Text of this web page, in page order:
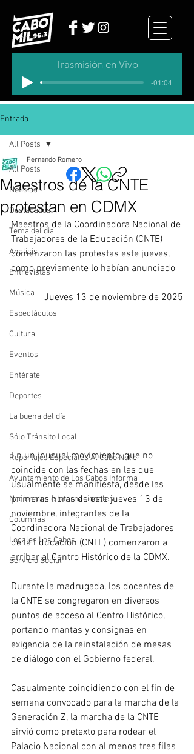
Trasmisión en Vivo
-01:04
Entrada
All Posts
Noticias
Destacados
Tema del dia
Analisis
Entrevistas
Música
Espectáculos
Cultura
Eventos
Entérate
Deportes
La buena del día
Sólo Tránsito Local
Reportajes Especiales Al Cabo Notic
Ayuntamiento de Los Cabos Informa
Nacionales e Internacionales
Columnas
Locales Los Cabos
Servicio Social
All Posts
Maestros de la CNTE
protestan en CDMX
Fernando Romero
Maestros de la Coordinadora Nacional de
Trabajadores de la Educación (CNTE)
comenzaron las protestas este jueves,
como previamente lo habían anunciado
Jueves 13 de noviembre de 2025
En un inusual movimiento, que no
coincide con las fechas en las que
usualmente se manifiesta, desde las
primeras horas de este jueves 13 de
noviembre, integrantes de la
Coordinadora Nacional de Trabajadores
de la Educación (CNTE) comenzaron a
arribar al Centro Histórico de la CDMX.
Durante la madrugada, los docentes de
la CNTE se congregaron en diversos
puntos de acceso al Centro Histórico,
portando mantas y consignas en
exigencia de la reinstalación de mesas
de diálogo con el Gobierno federal.
Casualmente coincidiendo con el fin de
semana convocado para la marcha de la
Generación Z, la marcha de la CNTE
sirvió como pretexto para rodear el
Palacio Nacional con al menos tres filas